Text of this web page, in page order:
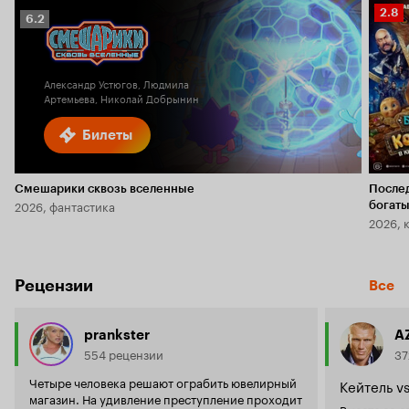
Билеты
Рейтинг
Кинопоиска
6.2
Александр Устюгов, Людмила
Артемьева, Николай Добрынин
Смешарики сквозь вселенные
2026, фантастика
2.8
2.8
2026,
Рецензии Все
prankster
554 рецензии
Четыре человека решают ограбить ювелирный
магазин. На удивление преступление проходит
Кейтель